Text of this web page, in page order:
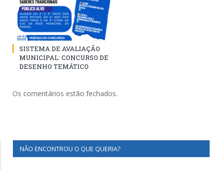
SISTEMA DE AVALIAÇÃO
MUNICIPAL: CONCURSO DE
DESENHO TEMÁTICO
Os comentários estão fechados.
NÃO ENCONTROU O QUE QUERIA?